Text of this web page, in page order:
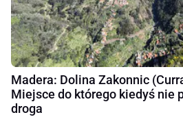
Madera: Dolina Zakonnic
Miejsce do którego kiedyś nie
droga